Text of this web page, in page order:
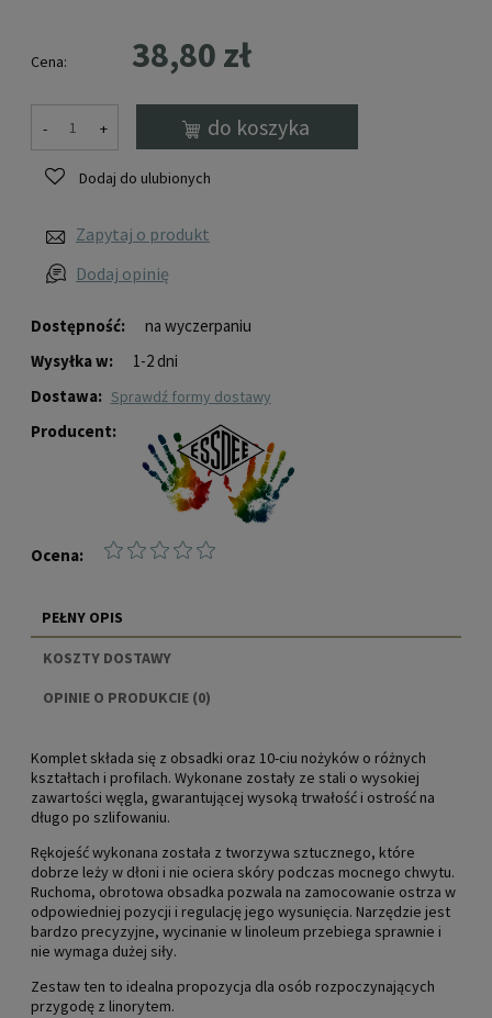
Dostępność:
na wyczerpaniu
Wysyłka w:
1-2 dni
Dostawa:
sprawdź formy dostawy
Producent:
Ocena:
Cena: 38,80 zł
- + do koszyka
Dodaj do ulubionych
Zapytaj o produkt
Dodaj opinię
PEŁNY OPIS
KOSZTY DOSTAWY
CENA NIE ZAWIERA EWENTUALNYCH KOSZTÓW
OPINIE O PRODUKCIE (0)
Komplet składa się z obsadki oraz 10-ciu nożyków o różnych
kształtach i profilach. Wykonane zostały ze stali o wysokiej
zawartości węgla, gwarantującej wysoką trwałość i ostrość na
długo po szlifowaniu.
Rękojeść wykonana została z tworzywa sztucznego, które
dobrze leży w dłoni i nie ociera skóry podczas mocnego chwytu.
Ruchoma, obrotowa obsadka pozwala na zamocowanie ostrza w
odpowiedniej pozycji i regulację jego wysunięcia. Narzędzie jest
bardzo precyzyjne, wycinanie w linoleum przebiega sprawnie i
nie wymaga dużej siły.
Zestaw ten to idealna propozycja dla osób rozpoczynających
przygodę z linorytem.